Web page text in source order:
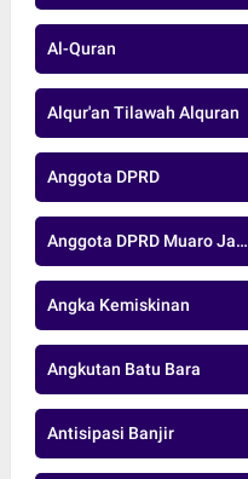
Al-Quran
Alqur'an Tilawah Alquran
Anggota DPRD
Anggota DPRD Muaro Jambi
Angka Kemiskinan
Angkutan Batu Bara
Antisipasi Banjir